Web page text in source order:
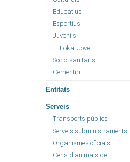
Educatius
Esportius
Juvenils
Lokal Jove
Socio-sanitaris
Cementiri
Entitats
Serveis
Transports públics
Serveis subministraments
Organismes oficials
Cens d'animals de